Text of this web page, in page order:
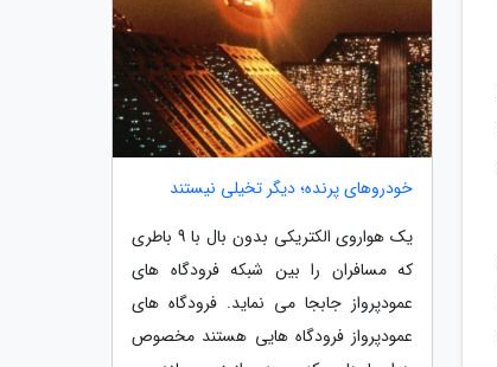
خودروهای پرنده؛ دیگر تخیلی نیستند
یک هواروی الکتریکی بدون بال با 9 باطری
که مسافران را بین شبکه فرودگاه های
عمودپرواز جابجا می نماید. فرودگاه های
عمودپرواز فرودگاه هایی هستند مخصوص